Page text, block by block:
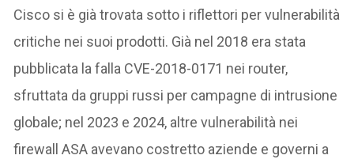
Cisco si è già trovata sotto i riflettori per vulnerabilità
critiche nei suoi prodotti. Già nel 2018 era stata
pubblicata la falla CVE-2018-0171 nei router,
sfruttata da gruppi russi per campagne di intrusione
globale; nel 2023 e 2024, altre vulnerabilità nei
firewall ASA avevano costretto aziende e governi a